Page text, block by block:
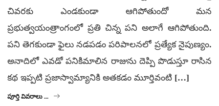
చివరకు ఎండకుండా ఆగిపోతుందో మన
ప్రభుత్వయంత్రాంగంలో ప్రతి చిన్న పని అలాగే ఆగిపోతుంది.
పని తెగకుండా ఫైలు నడపడం పరిపాలనలో ప్రత్యేక నైపుణ్యం.
అనాదిలో ఎవడో పనికిమాలిన రాజును దెప్పి పొడుస్తూ రాసిన
కథ ఇప్పటి ప్రజాస్వామ్యానికి అతకడం మూర్తివంటి […]
పూర్తి వివరాలు ...